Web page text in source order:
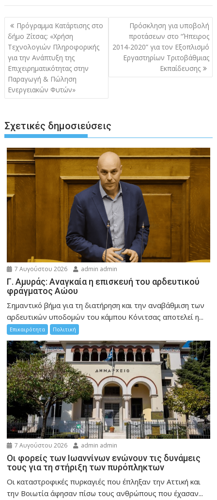
Πλοήγηση
άρθρων
Πρόγραμμα Κατάρτισης στο
δήμο Ζίτσας: «Χρήση
Τεχνολογιών Πληροφορικής
για την Ανάπτυξη της
Επιχειρηματικότητας στην
Παραγωγή & Πώληση
Ενεργειακών Φυτών»
Πρόσκληση για υποβολή
προτάσεων στο “Ήπειρος
2014-2020” για τον Εξοπλισμό
Εργαστηρίων Τριτοβάθμιας
Εκπαίδευσης
Σχετικές δημοσιεύσεις
7 Αυγούστου 2026 admin admin
Γ. Αμυράς: Αναγκαία η επισκευή του αρδευτικού
φράγματος Αώου
Σημαντικό βήμα για τη διατήρηση και την αναβάθμιση των
αρδευτικών υποδομών του κάμπου Κόνιτσας αποτελεί η...
Επικαιρότητα Πολιτική
7 Αυγούστου 2026 admin admin
Οι φορείς των Ιωαννίνων ενώνουν τις δυνάμεις
τους για τη στήριξη των πυρόπληκτων
Οι καταστροφικές πυρκαγιές που έπληξαν την Αττική και
την Bοιωτία άφησαν πίσω τους ανθρώπους που έχασαν...